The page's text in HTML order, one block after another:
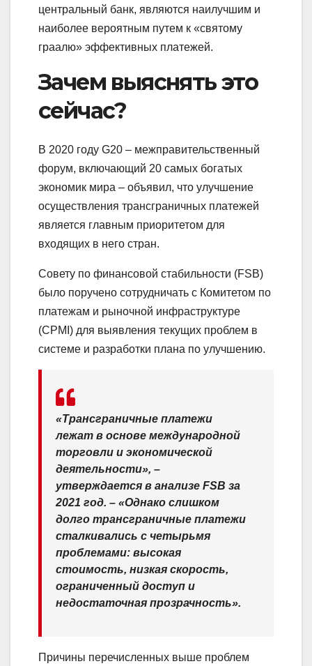
центральный банк, являются наилучшим и
наиболее вероятным путем к «святому
граалю» эффективных платежей.
Зачем выяснять это
сейчас?
В 2020 году G20 – межправительственный
форум, включающий 20 самых богатых
экономик мира – объявил, что улучшение
осуществления трансграничных платежей
является главным приоритетом для
входящих в него стран.
Совету по финансовой стабильности (FSB)
было поручено сотрудничать с Комитетом по
платежам и рыночной инфраструктуре
(CPMI) для выявления текущих проблем в
системе и разработки плана по улучшению.
«Трансграничные платежи
лежат в основе международной
торговли и экономической
деятельности», –
утверждается в анализе FSB за
2021 год. – «Однако слишком
долго трансграничные платежи
сталкивались с четырьмя
проблемами: высокая
стоимость, низкая скорость,
ограниченный доступ и
недостаточная прозрачность».
Причины перечисленных выше проблем